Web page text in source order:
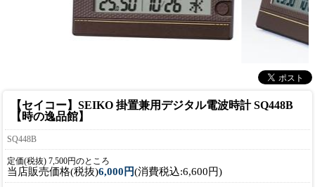
【セイコー】SEIKO 掛置兼用デジタル電波時計 SQ448B
【時の逸品館】
SQ448B
定価(税抜) 7,500円のところ
当店販売価格(税抜)6,000円(消費税込:6,600円)